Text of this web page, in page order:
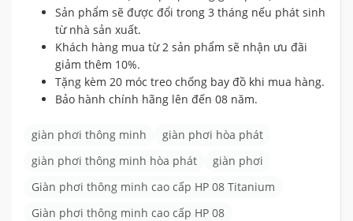
Sản phẩm sẽ được đổi trong 3 tháng nếu phát sinh
từ nhà sản xuất.
Khách hàng mua từ 2 sản phẩm sẽ nhận ưu đãi
giảm thêm 10%.
Tặng kèm 20 móc treo chống bay đồ khi mua hàng.
Bảo hành chính hãng lên đến 08 năm.
giàn phơi thông minh
giàn phơi hòa phát
giàn phơi thông minh hòa phát
giàn phơi
Giàn phơi thông minh cao cấp HP 08 Titanium
Giàn phơi thông minh cao cấp HP 08